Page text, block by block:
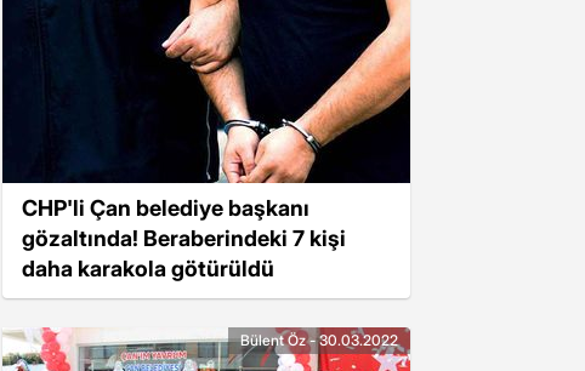
CHP'li Çan belediye başkanı
gözaltında! Beraberindeki 7 kişi
daha karakola götürüldü
Bülent Öz - 30.03.2022